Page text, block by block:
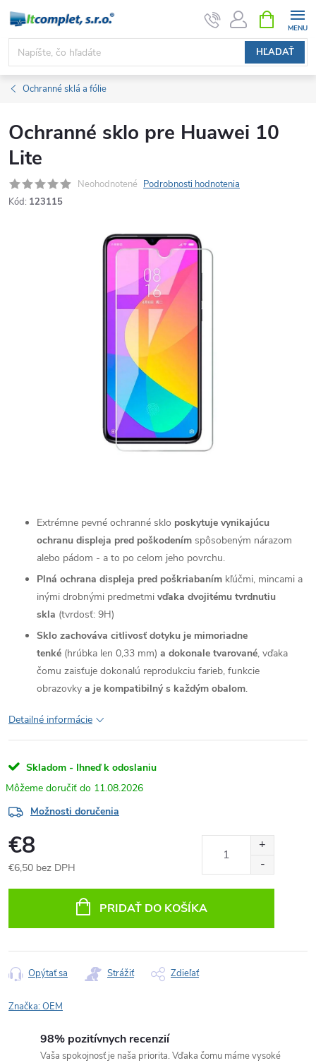
Prejsť
obsah
HĽADAŤ
KOŠÍK
Ochranné sklá a fólie
Ochranné sklo pre Huawei 10
Lite
Neohodnotené Podrobnosti hodnotenia
Kód: 123115
Extrémne pevné ochranné sklo poskytuje vynikajúcu
ochranu displeja pred poškodením spôsobeným nárazom
alebo pádom - a to po celom jeho povrchu.
Plná ochrana displeja pred poškriabaním kľúčmi, mincami a
inými drobnými predmetmi vďaka dvojitému tvrdnutiu
skla (tvrdosť: 9H)
Sklo zachováva citlivosť dotyku je mimoriadne
tenké (hrúbka len 0,33 mm) a dokonale tvarované, vďaka
čomu zaisťuje dokonalú reprodukciu farieb, funkcie
obrazovky a je kompatibilný s každým obalom.
Detailné informácie
Skladom - Ihneď k odoslaniu
11.08.2026
Možnosti doručenia
€8
€6,50 bez DPH
PRIDAŤ DO KOŠÍKA
Opýtať sa Strážiť Zdieľať
Značka:OEM
98% pozitívnych recenzií
Vaša spokojnosť je naša priorita. Vďaka čomu máme vysoké